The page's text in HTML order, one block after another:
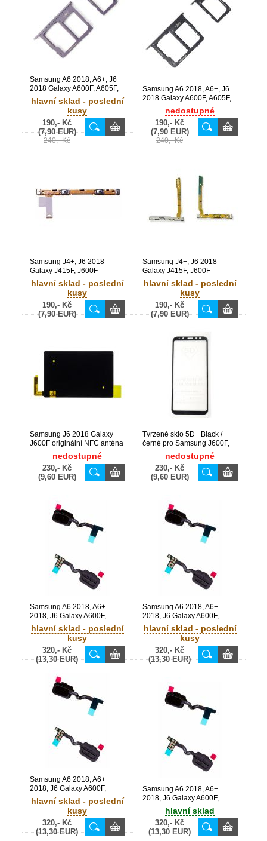
Samsung A6 2018, A6+, J6
2018 Galaxy A600F, A605F,
J600F originální SIM + SD
držák SET Purple / fialový
(Service Pack) - GH63-
15696B + GH63-15695B
hlavní sklad - poslední
kusy
190,- Kč
(7,90 EUR)
240,- Kč
Samsung A6 2018, A6+, J6
2018 Galaxy A600F, A605F,
J600F originální SIM + SD
držák SET Black / černý
(Service Pack) - GH64-
06815A + GH64-06816A
nedostupné
190,- Kč
(7,90 EUR)
240,- Kč
Samsung J4+, J6 2018
Galaxy J415F, J600F
originální boční flex hlasitosti
(Service Pack) - GH59-
hlavní sklad - poslední
kusy
190,- Kč
(7,90 EUR)
Samsung J4+, J6 2018
Galaxy J415F, J600F
originální flex zapínání On /
Off (Service Pack) - GH96-
hlavní sklad - poslední
kusy
190,- Kč
(7,90 EUR)
Samsung J6 2018 Galaxy
J600F originální NFC anténa
(Service Pack) - GH42-
06128A
nedostupné
230,- Kč
(9,60 EUR)
Tvrzené sklo 5D+ Black /
černé pro Samsung J600F,
A600F Galaxy J6 2018, A6
nedostupné
230,- Kč
(9,60 EUR)
Samsung A6 2018, A6+
2018, J6 Galaxy A600F,
A605F, J600F originální flex
čtečky + home tlačítko Blue /
modrý (Service Pack) -
GH96-11779E
hlavní sklad - poslední
kusy
320,- Kč
(13,30 EUR)
Samsung A6 2018, A6+
2018, J6 Galaxy A600F,
A605F, J600F originální flex
čtečky + home tlačítko Violet /
Lavender (Service Pack) -
GH96-11779B
hlavní sklad - poslední
kusy
320,- Kč
(13,30 EUR)
Samsung A6 2018, A6+
2018, J6 Galaxy A600F,
A605F, J600F originální flex
čtečky + home tlačítko Gold /
zlatý (Service Pack) - GH96-
11779D
hlavní sklad - poslední
kusy
320,- Kč
(13,30 EUR)
Samsung A6 2018, A6+
2018, J6 Galaxy A600F,
A605F, J600F originální flex
čtečky + home tlačítko Black /
černý (Service Pack) - GH96-
11664A, GH97-11779A
hlavní sklad
320,- Kč
(13,30 EUR)